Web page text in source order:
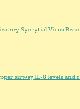
Syncytial Virus
airway IL-8 levels